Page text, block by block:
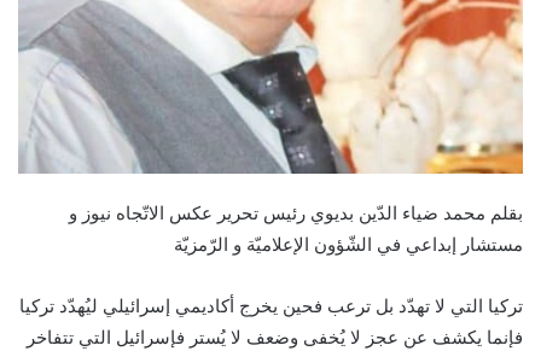
بقلم محمد ضياء الدّين بديوي رئيس تحرير عكس الاتّجاه نيوز و
مستشار إبداعي في الشّؤون الإعلاميّة و الرّمزيّة
تركيا التي لا تهدّد بل ترعب فحين يخرج أكاديمي إسرائيلي ليُهدّد تركيا
فإنما يكشف عن عجز لا يُخفى وضعف لا يُستر فإسرائيل التي تتفاخر